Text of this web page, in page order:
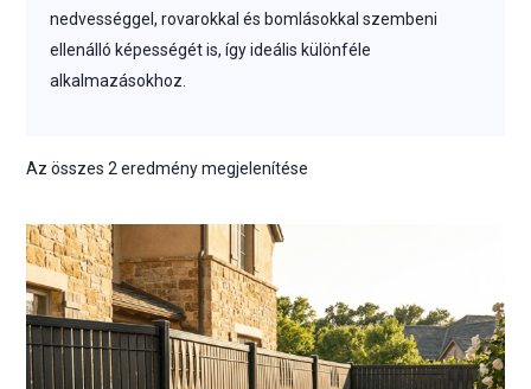
nedvességgel, rovarokkal és bomlásokkal szembeni
ellenálló képességét is, így ideális különféle
alkalmazásokhoz.
Az összes 2 eredmény megjelenítése